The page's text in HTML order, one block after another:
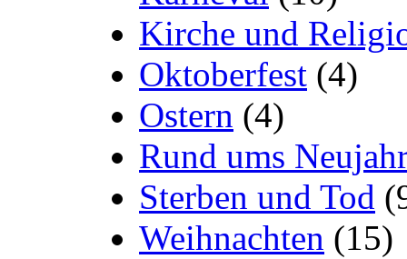
Kirche und
Oktoberfest (4)
Ostern (4)
Rund ums
Sterben und Tod
Weihnachten (15)